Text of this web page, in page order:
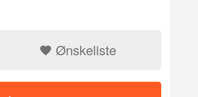
Ønskeliste